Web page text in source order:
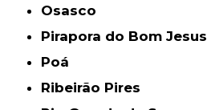
Osasco
Pirapora do Bom Jesus
Poá
Ribeirão Pires